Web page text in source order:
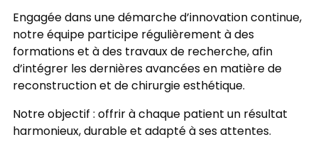
Engagée dans une démarche d’innovation continue,
notre équipe participe régulièrement à des
formations et à des travaux de recherche, afin
d’intégrer les dernières avancées en matière de
reconstruction et de chirurgie esthétique.
Notre objectif : offrir à chaque patient un résultat
harmonieux, durable et adapté à ses attentes.